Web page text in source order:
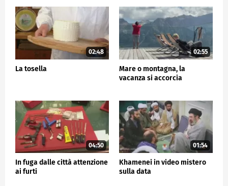
02:48
La tosella
02:55
Mare o montagna, la
vacanza si accorcia
04:50
In fuga dalle città attenzione
ai furti
01:54
Khamenei in video mistero
sulla data